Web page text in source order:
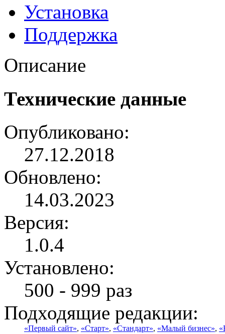
Установка
Поддержка
Описание
Технические данные
Опубликовано:
27.12.2018
Обновлено:
14.03.2023
Версия:
1.0.4
Установлено:
500 - 999 раз
Подходящие редакции:
«Первый сайт», «Старт», «Стандарт», «Малый бизнес»,